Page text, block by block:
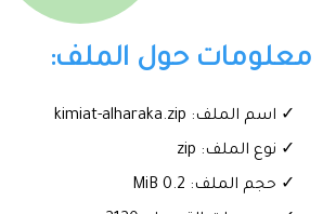
معلومات حول الملف:
✓ اسم الملف: kimiat-alharaka.zip
✓ نوع الملف: zip
✓ حجم الملف: 0.2 MiB